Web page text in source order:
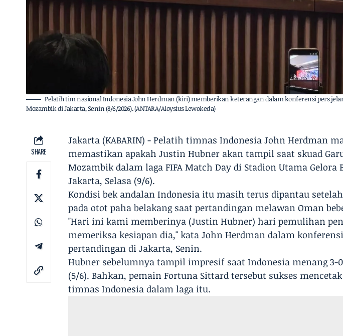
Pelatih tim nasional Indonesia John Herdman (kiri) memberikan keterangan dalam konferensi pers
Mozambik di Jakarta, Senin (8/6/2026). (ANTARA/Aloysius Lewokeda)
SHARE
Jakarta (KABARIN) - Pelatih timnas Indonesia John Herdman
memastikan apakah Justin Hubner akan tampil saat skuad
Mozambik dalam laga FIFA Match Day di Stadion Utama Gelora
Jakarta, Selasa (9/6).
Kondisi bek andalan Indonesia itu masih terus dipantau
pada otot paha belakang saat pertandingan melawan Oman
"Hari ini kami memberinya (Justin Hubner) hari pemulihan
memeriksa kesiapan dia," kata John Herdman dalam
pertandingan di Jakarta, Senin.
Hubner sebelumnya tampil impresif saat Indonesia menang 3-
(5/6). Bahkan, pemain Fortuna Sittard tersebut sukses
timnas Indonesia dalam laga itu.